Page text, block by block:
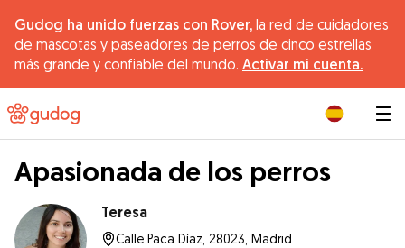
Gudog ha unido fuerzas con Rover, la red de cuidadores
de mascotas y paseadores de perros de cinco estrellas
más grande y confiable del mundo. Activar mi cuenta.
Apasionada de los perros
Teresa
Calle Paca Díaz, 28023, Madrid